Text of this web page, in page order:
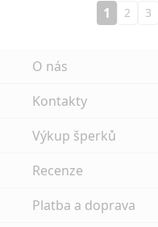
1 2 3
O nás
Kontakty
Výkup šperků
Recenze
Platba a doprava